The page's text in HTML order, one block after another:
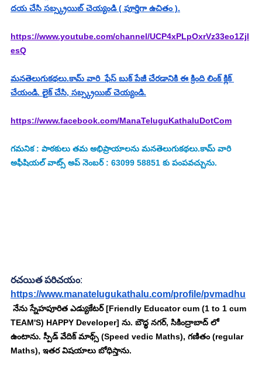
దయ చేసి సబ్స్క్రయిబ్ చెయ్యండి ( పూర్తిగా ఉచితం ).
https://www.youtube.com/channel/UCP4xPLpOxrVz33eo1Zjl
esQ
మనతెలుగుకథలు.కామ్ వారి  ఫేస్ బుక్ పేజీ చేరడానికి ఈ క్రింది లింక్ క్లిక్
చేయండి. లైక్ చేసి, సబ్స్క్రయిబ్ చెయ్యండి.
https://www.facebook.com/ManaTeluguKathaluDotCom
గమనిక : పాఠకులు తమ అభిప్రాయాలను మనతెలుగుకథలు.కామ్ వారి
అఫీషియల్ వాట్స్ అప్ నెంబర్ : 63099 58851 కు పంపవచ్చును.
రచయిత పరిచయం:
https://www.manatelugukathalu.com/profile/pvmadhu
నేను స్నేహపూరిత ఎడ్యుకేటర్ [Friendly Educator cum (1 to 1 cum
TEAM'S) HAPPY Developer] ను. బౌధ్ధ నగర్, సికింద్రాబాద్ లో
ఉంటాను. స్పీడ్ వేదిక్ మాథ్స్ (Speed vedic Maths), గణితం (regular
Maths), ఇతర విషయాలు బోధిస్తాను.